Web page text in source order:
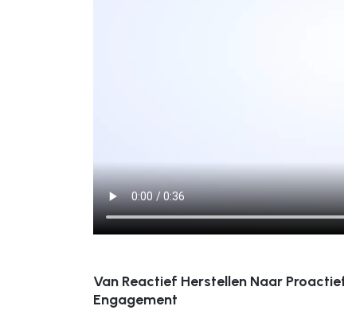
Van Reactief Herstellen Naar
Engagement